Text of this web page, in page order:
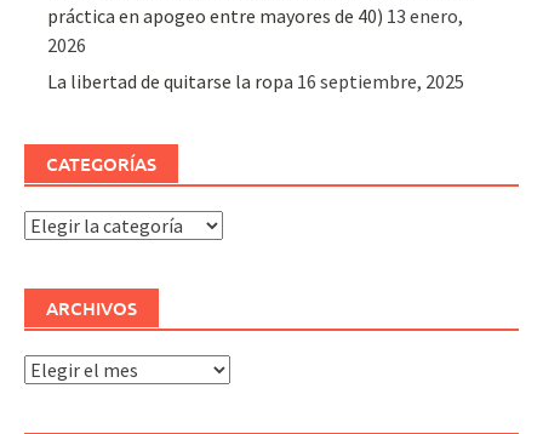
práctica en apogeo entre mayores de 40) 13 enero,
2026
La libertad de quitarse la ropa 16 septiembre, 2025
CATEGORÍAS
Categorías
ARCHIVOS
Archivos